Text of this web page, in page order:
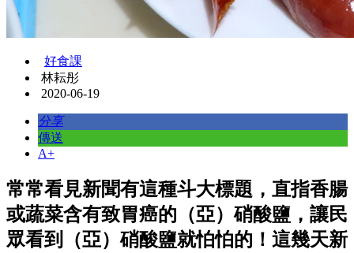
好食課
林耘彤
2020-06-19
分享
傳送
A+
常常看見新聞有這種斗大標題，直指香腸
或蔬菜含有致胃癌的（亞）硝酸鹽，讓民
眾看到（亞）硝酸鹽就怕怕的！這幾天新